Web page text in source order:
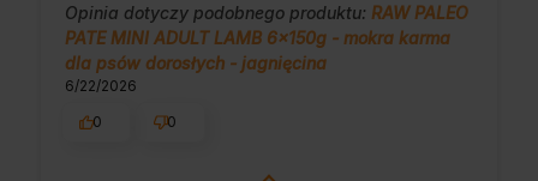
Opinia dotyczy podobnego produktu: RAW PALEO
PATE MINI ADULT LAMB 6x150g - mokra karma
dla psów dorosłych - jagnięcina
6/22/2026
0
0